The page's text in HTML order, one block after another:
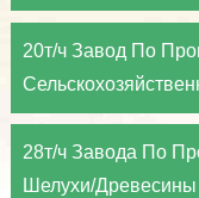
20т/ч Завод По
28т/ч Завода По
Шелухи/Древесины